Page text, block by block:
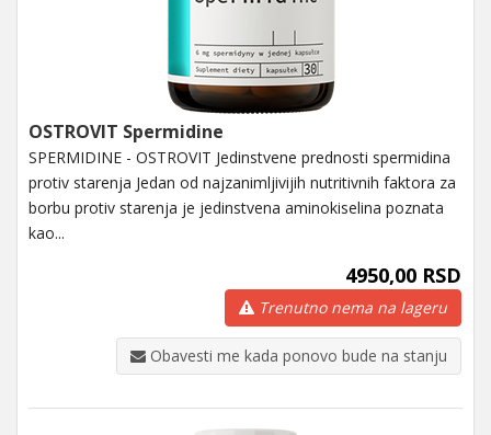
OSTROVIT Spermidine
SPERMIDINE - OSTROVIT Jedinstvene prednosti spermidina
protiv starenja Jedan od najzanimljivijih nutritivnih faktora za
borbu protiv starenja je jedinstvena aminokiselina poznata
kao...
4950,00 RSD
Trenutno nema na lageru
Obavesti me kada ponovo bude na stanju